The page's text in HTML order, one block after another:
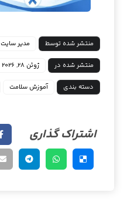
منتشر شده توسط مدیر سایت
منتشر شده در ژوئن ۲۸, ۲۰۲۶
دسته بندی آموزش سلامت